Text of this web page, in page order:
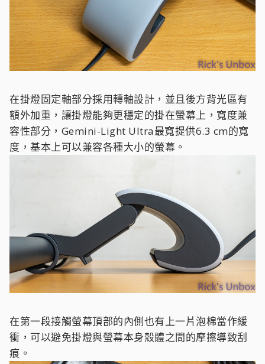
在掛燈固定軸部分採用轉軸設計，並且後方背光區有
額外加重，讓掛燈能夠更穩定的掛在螢幕上，寬度兼
容性部分，Gemini-Light Ultra最寬提供6.3 cm的寬
度，基本上可以兼容各種大小的螢幕。
在第一段接觸螢幕頂部的內側也有上一片泡棉當作緩
衝，可以避免掛燈與螢幕本身殼體之間的摩擦導致刮
痕。